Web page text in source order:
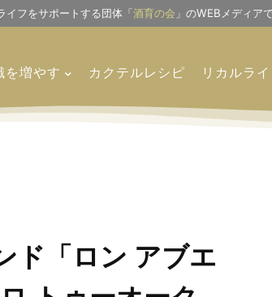
イフをサポートする団体「酒育の会 」のWEBメディア
を増やす カクテルレシピ リカルラ
ド「ロン アブエ